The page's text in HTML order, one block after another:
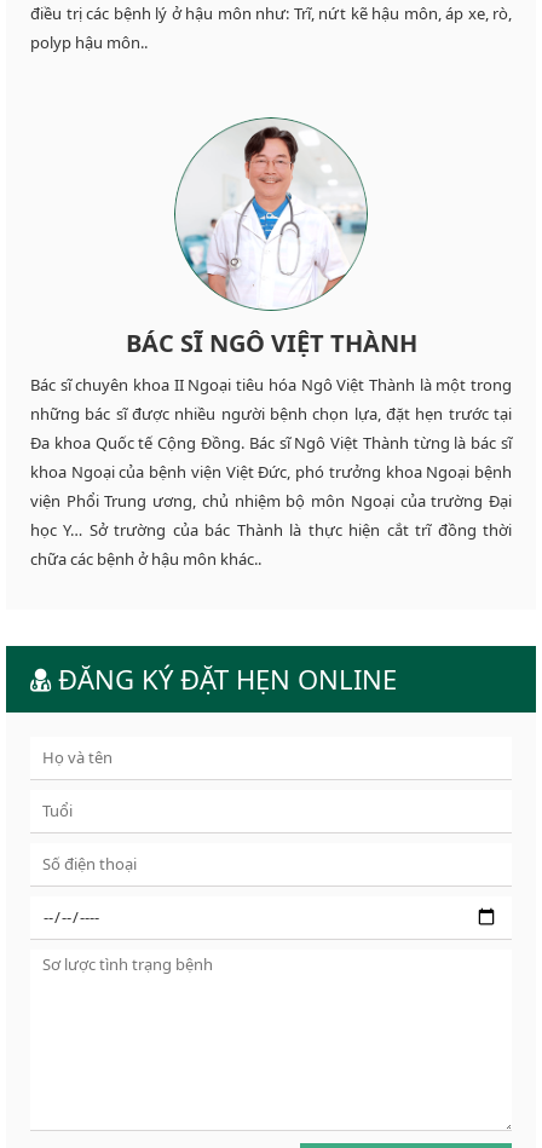
điều trị các bệnh lý ở hậu môn như: Trĩ, nứt kẽ hậu môn, áp xe, rò,
polyp hậu môn..
BÁC SĨ NGÔ VIỆT THÀNH
Bác sĩ chuyên khoa II Ngoại tiêu hóa Ngô Việt Thành là một trong
những bác sĩ được nhiều người bệnh chọn lựa, đặt hẹn trước tại
Đa khoa Quốc tế Cộng Đồng. Bác sĩ Ngô Việt Thành từng là bác sĩ
khoa Ngoại của bệnh viện Việt Đức, phó trưởng khoa Ngoại bệnh
viện Phổi Trung ương, chủ nhiệm bộ môn Ngoại của trường Đại
học Y… Sở trường của bác Thành là thực hiện cắt trĩ đồng thời
chữa các bệnh ở hậu môn khác..
ĐĂNG KÝ ĐẶT HẸN ONLINE